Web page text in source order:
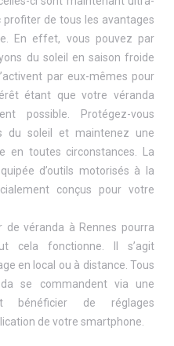
de tous les avantages
En effet, vous pouvez par
du soleil en saison froide
par eux-mêmes pour
étant que votre véranda
possible. Protégez-vous
du soleil et maintenez une
en toutes circonstances. La
d’outils motorisés à la
conçus pour votre
de véranda à Rennes pourra
cela fonctionne. Il s’agit
en local ou à distance. Tous
se commandent via une
bénéficier de réglages
de votre smartphone.